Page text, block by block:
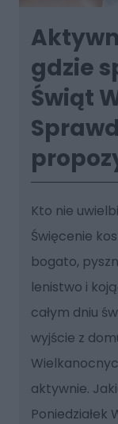
gdzie
Świąt
Kto nie
Święcenie
bogato,
lenistwo i
całym dniu
wyjście z
aktywnie.
Poniedziałek